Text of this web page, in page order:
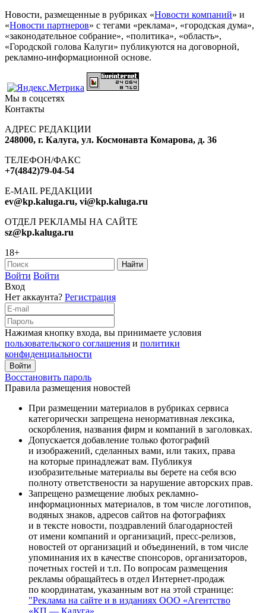
Новости, размещенные в рубриках «Новости компаний» и
«Новости партнеров» с тегами «реклама», «городская дума»,
«законодательное собрание», «политика», «область»,
«Городской голова Калуги» публикуются на договорной,
рекламно-информационной основе.
Мы в соцсетях
Контакты
АДРЕС РЕДАКЦИИ
248000, г. Калуга, ул. Космонавта Комарова, д. 36
ТЕЛЕФОН/ФАКС
+7(4842)79-04-54
E-MAIL РЕДАКЦИИ
ev@kp.kaluga.ru, vi@kp.kaluga.ru
ОТДЕЛ РЕКЛАМЫ НА САЙТЕ
sz@kp.kaluga.ru
18+
Войти Войти
Вход
Нет аккаунта? Регистрация
Нажимая кнопку входа, вы принимаете условия
пользовательского соглашения и политики
конфиденциальности
Восстановить пароль
Правила размещения новостей
При размещении материалов в рубриках сервиса
категорически запрещена ненормативная лексика,
оскорбления, названия фирм и компаний в заголовках.
Допускается добавление только фотографий
и изображений, сделанных вами, или таких, права
на которые принадлежат вам. Публикуя
изобразительные материалы вы берете на себя всю
полноту ответствености за нарушение авторских прав.
Запрещено размещение любых рекламно-
информационных материалов, в том числе логотипов,
водяных знаков, адресов сайтов на фотографиях
и в тексте новости, поздравлений благодарностей
от имени компаний и организаций, пресс-релизов,
новостей от организаций и объединений, в том числе
упоминания их в качестве спонсоров, организаторов,
почетных гостей и т.п. По вопросам размещения
рекламы обращайтесь в отдел Интернет-продаж
по координатам, указанным вот на этой странице:
"Реклама на сайте и в изданиях ООО «Агентство
«КП — Калуга»